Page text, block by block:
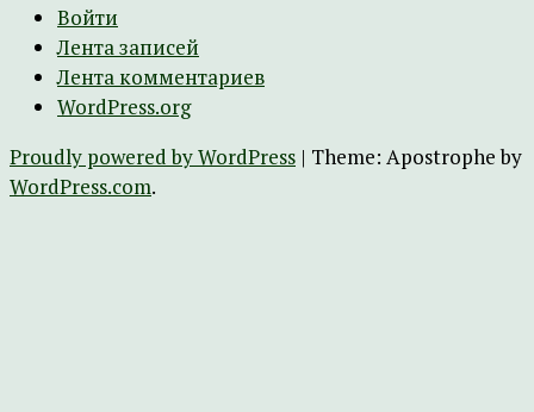
Войти
Лента записей
Лента комментариев
WordPress.org
Proudly powered by WordPress | Theme: Apostrophe by
WordPress.com.